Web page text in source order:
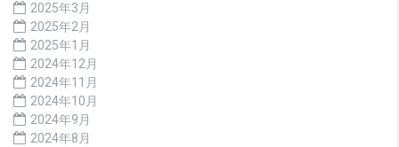
2025年3月
2025年2月
2025年1月
2024年12月
2024年11月
2024年10月
2024年9月
2024年8月